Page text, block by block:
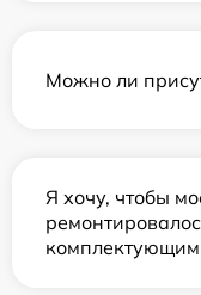
Можно ли
Я хочу, чтобы